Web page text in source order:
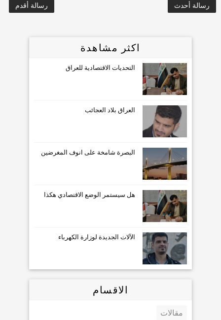
رسالة أحدث رسالة أقدم
اكثر مشاهدة
التحديات الاقتصادية للعراق
العراق بلاد العجائب
البصرة شامخة على انوف المغرضين
هل سيستمر الوضع الاقتصادي هكذا
الآلات الجديدة لوزارة الكهرباء
الاقسام
مقالات